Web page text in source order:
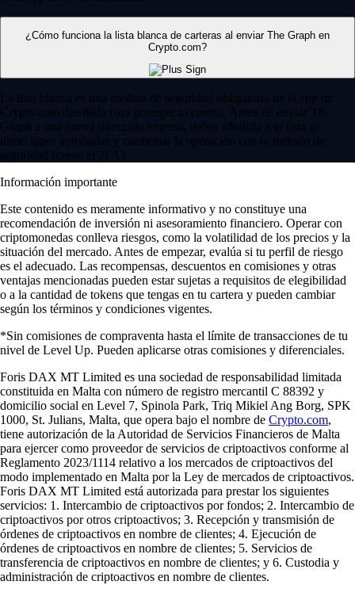
¿Cómo funciona la lista blanca de carteras al enviar The Graph en
Crypto.com?
La lista blanca es una medida de seguridad obligatoria de la app de
Crypto.com diseñada para proteger tu cuenta. Antes de enviar The
Graph a una nueva dirección externa, debes añadirla a tu lista de
direcciones aprobadas y confirmar la operación con tu método de
seguridad (como el 2FA).
Información importante
Este contenido es meramente informativo y no constituye una
recomendación de inversión ni asesoramiento financiero. Operar con
criptomonedas conlleva riesgos, como la volatilidad de los precios y la
situación del mercado. Antes de empezar, evalúa si tu perfil de riesgo
es el adecuado. Las recompensas, descuentos en comisiones y otras
ventajas mencionadas pueden estar sujetas a requisitos de elegibilidad
o a la cantidad de tokens que tengas en tu cartera y pueden cambiar
según los términos y condiciones vigentes.
*Sin comisiones de compraventa hasta el límite de transacciones de tu
nivel de Level Up. Pueden aplicarse otras comisiones y diferenciales.
Foris DAX MT Limited es una sociedad de responsabilidad limitada
constituida en Malta con número de registro mercantil C 88392 y
domicilio social en Level 7, Spinola Park, Triq Mikiel Ang Borg, SPK
1000, St. Julians, Malta, que opera bajo el nombre de Crypto.com,
tiene autorización de la Autoridad de Servicios Financieros de Malta
para ejercer como proveedor de servicios de criptoactivos conforme al
Reglamento 2023/1114 relativo a los mercados de criptoactivos del
modo implementado en Malta por la Ley de mercados de criptoactivos.
Foris DAX MT Limited está autorizada para prestar los siguientes
servicios: 1. Intercambio de criptoactivos por fondos; 2. Intercambio de
criptoactivos por otros criptoactivos; 3. Recepción y transmisión de
órdenes de criptoactivos en nombre de clientes; 4. Ejecución de
órdenes de criptoactivos en nombre de clientes; 5. Servicios de
transferencia de criptoactivos en nombre de clientes; y 6. Custodia y
administración de criptoactivos en nombre de clientes.